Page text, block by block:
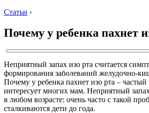
Статьи ›
Почему у ребенка пахнет
Неприятный запах изо рта считается
формирования заболеваний желудочно-
Почему у ребенка пахнет изо рта –
интересует многих мам. Неприятный
в любом возрасте: очень часто с такой
сталкиваются дети до года.